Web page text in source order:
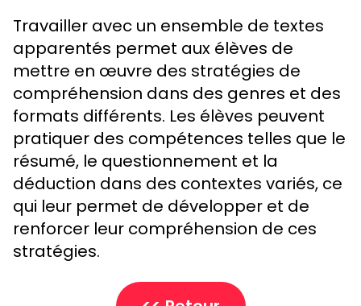
Travailler avec un ensemble de textes
apparentés permet aux élèves de
mettre en œuvre des stratégies de
compréhension dans des genres et des
formats différents. Les élèves peuvent
pratiquer des compétences telles que le
résumé, le questionnement et la
déduction dans des contextes variés, ce
qui leur permet de développer et de
renforcer leur compréhension de ces
stratégies.